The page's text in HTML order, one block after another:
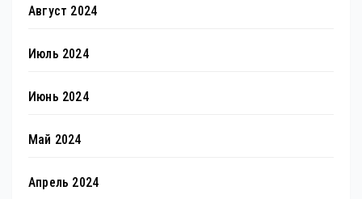
Август 2024
Июль 2024
Июнь 2024
Май 2024
Апрель 2024